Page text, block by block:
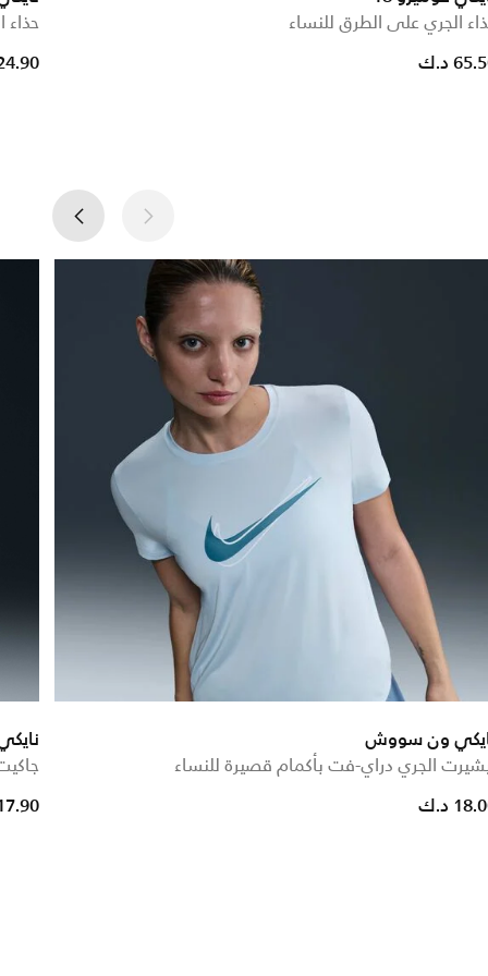
الجري على الطرق للنساء
د.ك
reduced from
to
24.90
ون سووش
الجري دراي-فت بأكمام قصيرة للنساء
د.ك
reduced from
to
17.90